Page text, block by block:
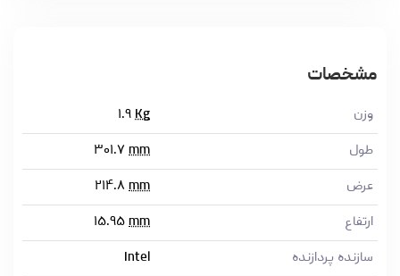
مشخصات
وزن ۱.۹ Kg
طول
۳۰۱.۷ mm
عرض
۲۱۴.۸ mm
ارتفاع
۱۵.۹۵ mm
سازنده پردازنده
Intel